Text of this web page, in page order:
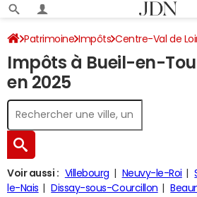
Patrimoine Impôts Centre-Val de
Bueil-en-Touraine Impôt sur le revenu
Impôts à Bueil-en-
en 2025
Voir aussi : Villebourg Neuvy-le-Roi
le-Nais
Dissay-sous-Courcillon